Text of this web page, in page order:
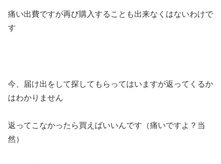
痛い出費ですが再び購入することも出来なくはないわけで
す
今、届け出をして探してもらってはいますが返ってくるか
はわかりません
返ってこなかったら買えばいいんです（痛いですよ？当
然）